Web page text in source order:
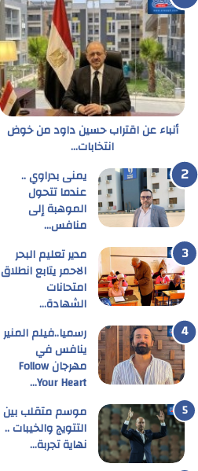
أنباء عن اقتراب حسين داود من خوض
انتخابات…
يمنى بدراوي ..
عندما تتحول
الموهبة إلى
منافس…
مدير تعليم البحر
الاحمر يتابع انطلاق
امتحانات
الشهادة…
رسميا..فيلم المنير
ينافس في
مهرجان Follow
Your Heart…
موسم متقلب بين
التتويج والخيبات ..
نهاية تجربة…